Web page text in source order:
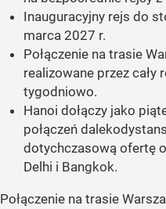
Inauguracyjny rejs do
marca 2027 r.
Połączenie na trasie
realizowane przez
tygodniowo.
Hanoi dołączy jako
połączeń
dotychczasową ofertę
Delhi i Bangkok.
Połączenie na trasie